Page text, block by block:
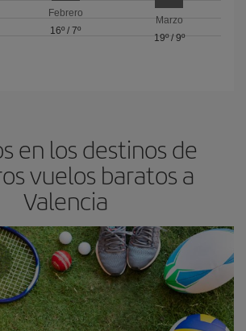
Febrero
16º / 7º
Marzo
19º/ 9º
en los destinos de
vuelos baratos a
Valencia